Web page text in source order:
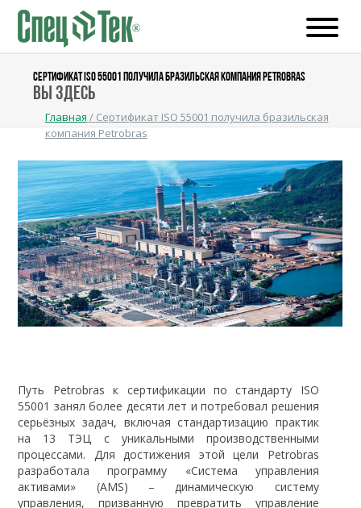
СЕРТИФИКАТ ISO 55001 ПОЛУЧИЛА БРАЗИЛЬСКАЯ КОМПАНИЯ PETROBRAS
Вы здесь
Главная / Сертификат ISO 55001 получила бразильская
компания Petrobras
Путь Petrobras к сертификации по стандарту ISO
55001 занял более десяти лет и потребовал решения
серьёзных задач, включая стандартизацию практик
на 13 ТЭЦ с уникальными производственными
процессами. Для достижения этой цели Petrobras
разработала программу «Система управления
активами» (AMS) – динамическую систему
управления, призванную превратить управление